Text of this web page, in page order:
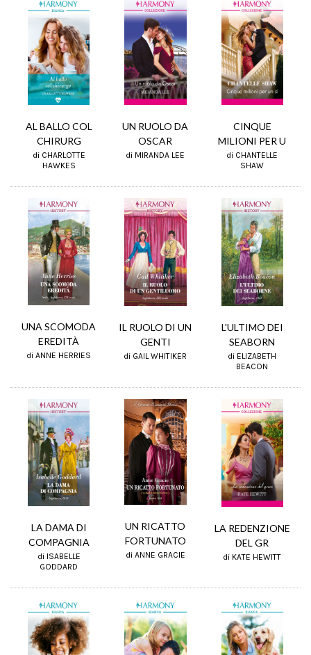
AL BALLO COL
CHIRURG
di CHARLOTTE
HAWKES
UN RUOLO DA
OSCAR
di MIRANDA LEE
CINQUE
MILIONI PER U
di CHANTELLE
SHAW
UNA SCOMODA
EREDITÀ
di ANNE HERRIES
IL RUOLO DI UN
GENTI
di GAIL WHITIKER
L'ULTIMO DEI
SEABORN
di ELIZABETH
BEACON
LA DAMA DI
COMPAGNIA
di ISABELLE
GODDARD
UN RICATTO
FORTUNATO
di ANNE GRACIE
LA REDENZIONE
DEL GR
di KATE HEWITT